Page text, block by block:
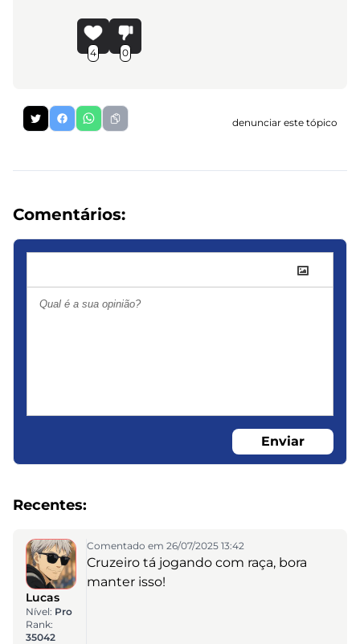
4 0
denunciar este tópico
Comentários:
Enviar
Recentes:
Lucas
Nível: Pro
Rank:
35042
Comentado em 26/07/2025 13:42
Cruzeiro tá jogando com raça, bora
manter isso!